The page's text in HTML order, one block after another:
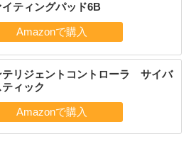
イティングパッド6B
テリジェントコントローラ サイバ
ィック